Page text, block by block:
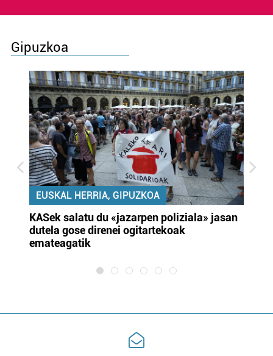
Gipuzkoa
EUSKAL HERRIA, GIPUZKOA
KASek salatu du «jazarpen poliziala» jasan
dutela gose direnei ogitartekoak
emateagatik